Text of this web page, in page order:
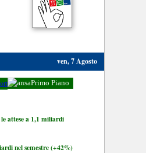
ven, 7 Agosto
Primo Piano
attese a 1,1 miliardi
nel semestre (+42%)